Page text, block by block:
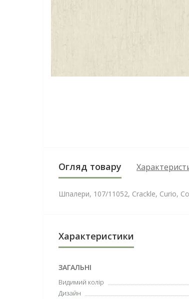
Огляд товару
Шпалери, 107/11052, Crackle, Curio,
Характеристики
ЗАГАЛЬНІ
Видимий колір
Дизайн